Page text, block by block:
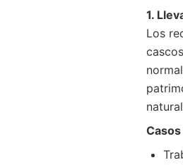
1.
Los